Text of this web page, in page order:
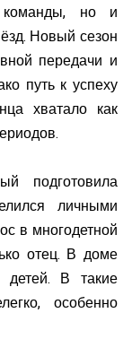
команды, но и
Новый сезон
передачи и
путь к успеху
хватало как
подготовила
личными
в многодетной
отец. В доме
В такие
особенно